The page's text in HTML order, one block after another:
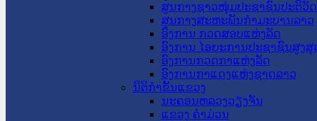
ສູນກາງຊາວໜຸ່ມປະຊາຊົນປະຕິວັ
ສູນກາງສະຫະພັນກຳມະບານລາວ
ອົງການ ກວດສອບແຫ່ງລັດ
ອົງການ ໄອຍະການປະຊາຊົນສູງສຸ
ອົງການກວດກາແຫ່ງລັດ
ອົງການກາແດງແຫ່ງຊາດລາວ
ນິຕິກໍາຂັ້ນແຂວງ
ນະ​ຄອນ​ຫລວງວຽງຈັນ
ແຂວງ ຄໍາມ່ວນ